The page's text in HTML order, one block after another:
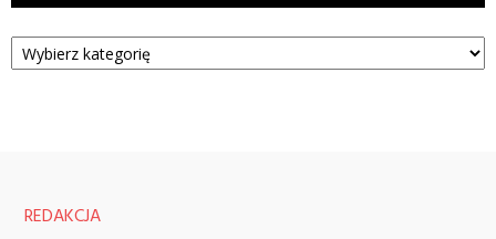
Kategorie
REDAKCJA